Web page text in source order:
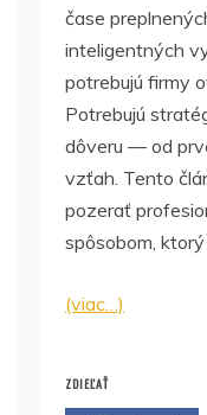
čase
inteligentných
potrebujú firmy
Potrebujú
dôveru — od
vzťah. Tento
pozerať
spôsobom,
(viac…)
ZDIEĽAŤ